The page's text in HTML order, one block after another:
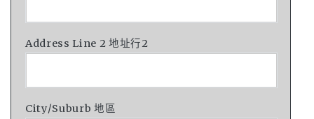
Address Line 2 地址行2
City/Suburb 地區